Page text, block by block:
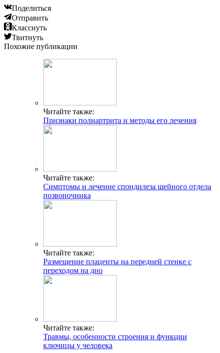
Поделиться
Отправить
Класснуть
Твитнуть
Похожие публикации
Читайте также:
Признаки полиартрита и методы его лечения
Читайте также:
Симптомы и лечение спондилеза шейного отдела
позвоночника
Читайте также:
Размещение плаценты на передней стенке с
переходом на дно
Читайте также:
Травмы, особенности строения и функции
ключицы у человека